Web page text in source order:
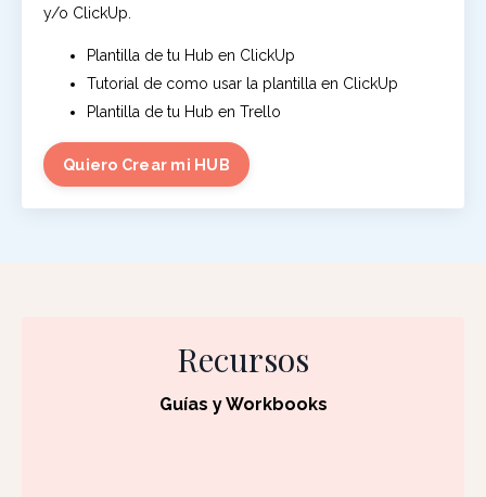
y/o ClickUp.
Plantilla de tu Hub en ClickUp
Tutorial de como usar la plantilla en ClickUp
Plantilla de tu Hub en Trello
Quiero Crear mi HUB
Recursos
Guías y Workbooks